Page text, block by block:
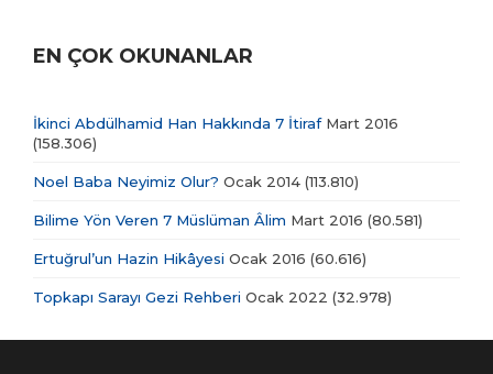
EN ÇOK OKUNANLAR
İkinci Abdülhamid Han Hakkında 7 İtirafMart 2016
(158.306)
Noel Baba Neyimiz Olur? Ocak 2014 (113.810)
Bilime Yön Veren 7 Müslüman Âlim Mart 2016 (80.581)
Ertuğrul’un Hazin Hikâyesi Ocak 2016 (60.616)
Topkapı Sarayı Gezi Rehberi Ocak 2022 (32.978)